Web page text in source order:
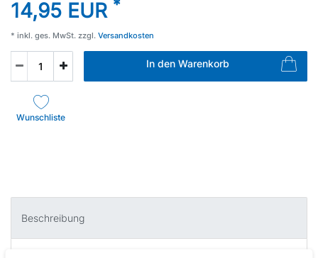
14,95 EUR *
* inkl. ges. MwSt. zzgl. Versandkosten
In den Warenkorb
Wunschliste
Beschreibung